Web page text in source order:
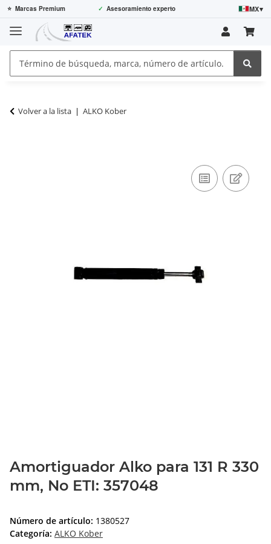
⭐ Marcas Premium ✓ Asesoramiento experto MX▾
Volver a la lista ALKO Kober
Amortiguador Alko para 131 R 330
mm, No ETI: 357048
Número de artículo: 1380527
Categoría: ALKO Kober